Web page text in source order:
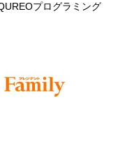
プログラミング